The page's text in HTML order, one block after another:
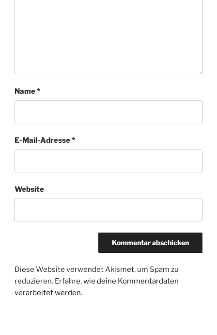
Name*
E-Mail-Adresse*
Website
Diese Website verwendet Akismet, um Spam zu
reduzieren. Erfahre, wie deine Kommentardaten
verarbeitet werden.